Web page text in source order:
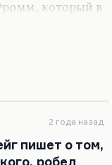
который в
природе,
У Фромма
подход,
которого он
и я его
собственно,
2 года назад
пишет о том,
робел